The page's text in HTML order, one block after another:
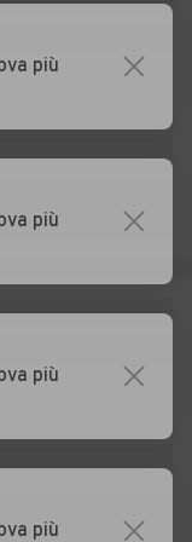
Cornale e
Corvino San
Cozzo
Dorno
più
più
più
più